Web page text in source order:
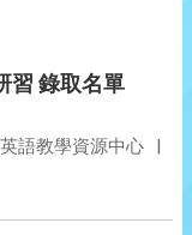
習 錄取名單
語教學資源中心 |